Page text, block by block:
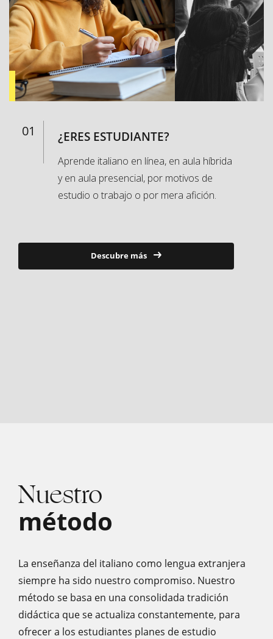
01 ¿ERES ESTUDIANTE?
Aprende italiano en línea, en aula híbrida
y en aula presencial, por motivos de
estudio o trabajo o por mera afición.
Descubre más
Nuestro
método
La enseñanza del italiano como lengua extranjera
siempre ha sido nuestro compromiso. Nuestro
método se basa en una consolidada tradición
didáctica que se actualiza constantemente, para
ofrecer a los estudiantes planes de estudio